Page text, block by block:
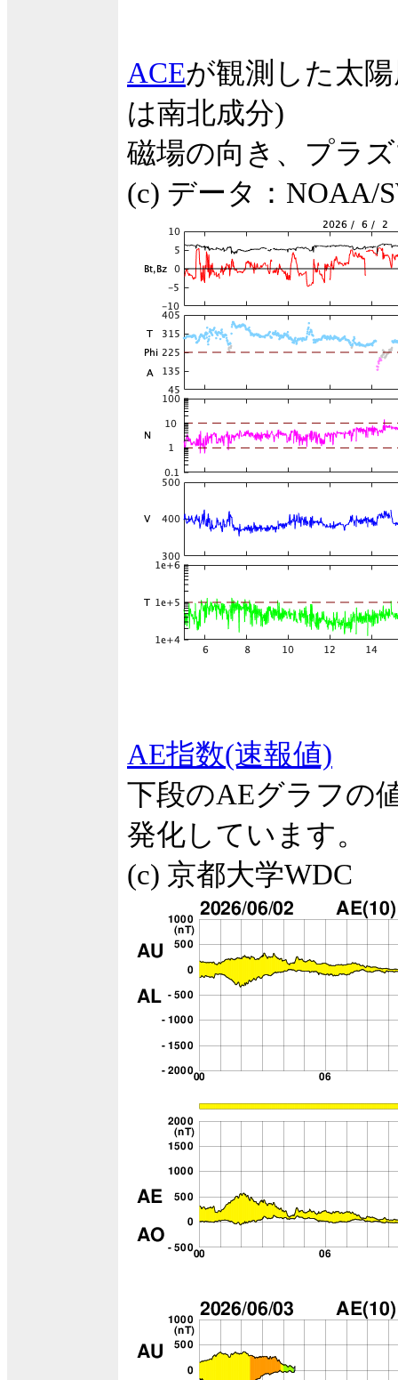
ACEが観測した太
は南北成分)
磁場の向き、プラ
(c) データ：NOAA/
AE指数(速報値)
下段のAEグラフの
発化しています。
(c) 京都大学WDC